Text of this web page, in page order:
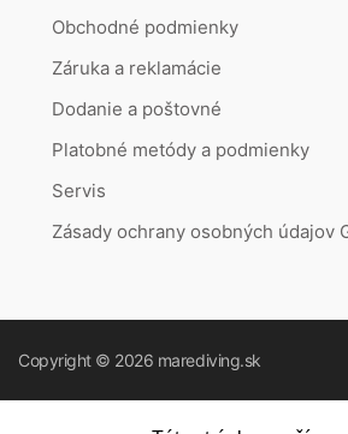
Obchodné podmienky
Záruka a reklamácie
Dodanie a poštovné
Platobné metódy a podmienky
Servis
Zásady ochrany osobných údajov
Copyright © 2026 marediving.sk